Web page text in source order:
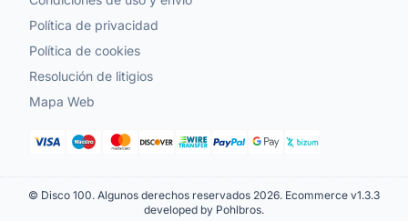
Política de privacidad
Política de cookies
Resolución de litigios
Mapa Web
© Disco 100. Algunos derechos reservados 2026. Ecommerce v1.3.3
developed by Pohlbros.